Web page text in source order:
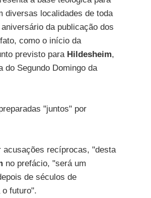
diversas localidades de toda
da publicação dos
como o início da
previsto para Hildesheim,
do Segundo Domingo da
"juntos" por
acusações recíprocas, "desta
no prefácio, "será um
de séculos de
o futuro".